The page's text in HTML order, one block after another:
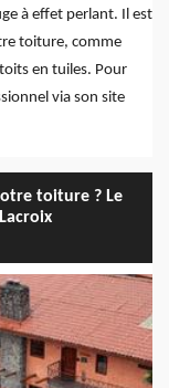
à effet perlant. Il est
toiture, comme
en tuiles. Pour
via son site
toiture ? Le